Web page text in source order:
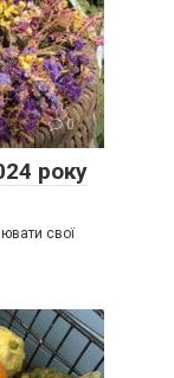
0
року
свої